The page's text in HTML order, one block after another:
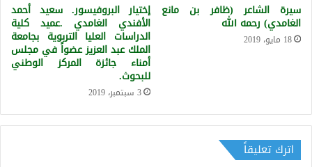
سيرة الشاعر (ظافر بن مانع
الغامدي) رحمه الله
18 مايو، 2019
إختيار البروفيسور. سعيد أحمد
الأفندي الغامدي .عميد كلية
الدراسات العليا التربوية بجامعة
الملك عبد العزيز عضواً في مجلس
أمناء جائزة المركز الوطني
للبحوث.
3 سبتمبر، 2019
اترك تعليقاً